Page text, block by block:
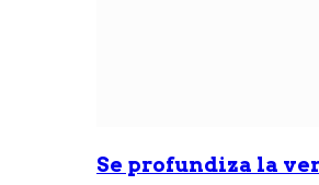
Se profundiza la